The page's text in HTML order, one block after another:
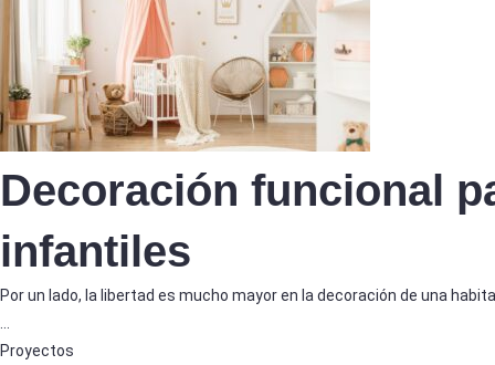
Decoración funcional
infantiles
Por un lado, la libertad es mucho mayor en la decoración de una
Proyectos